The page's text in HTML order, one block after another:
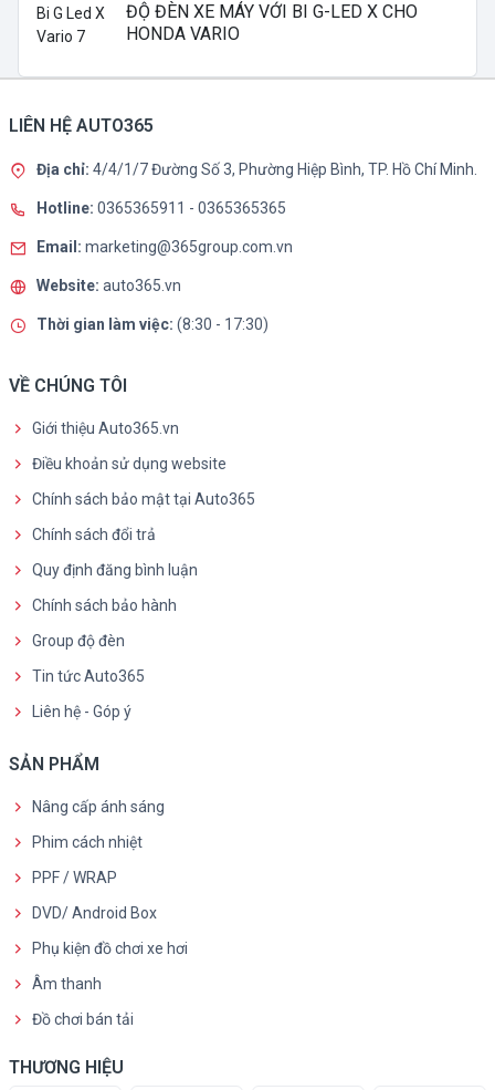
ĐỘ ĐÈN XE MÁY VỚI BI G-LED X CHO
HONDA VARIO
LIÊN HỆ AUTO365
Địa chỉ: 4/4/1/7 Đường Số 3, Phường Hiệp Bình, TP. Hồ Chí Minh.
Hotline: 0365365911 - 0365365365
Email: marketing@365group.com.vn
Website: auto365.vn
Thời gian làm việc: (8:30 - 17:30)
VỀ CHÚNG TÔI
Giới thiệu Auto365.vn
Điều khoản sử dụng website
Chính sách bảo mật tại Auto365
Chính sách đổi trả
Quy định đăng bình luận
Chính sách bảo hành
Group độ đèn
Tin tức Auto365
Liên hệ - Góp ý
SẢN PHẨM
Nâng cấp ánh sáng
Phim cách nhiệt
PPF / WRAP
DVD/ Android Box
Phụ kiện đồ chơi xe hơi
Âm thanh
Đồ chơi bán tải
THƯƠNG HIỆU